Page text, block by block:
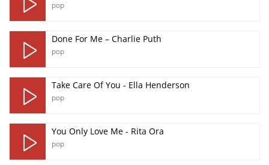
pop
Done For Me – Charlie Puth
pop
Take Care Of You - Ella Henderson
pop
You Only Love Me - Rita Ora
pop